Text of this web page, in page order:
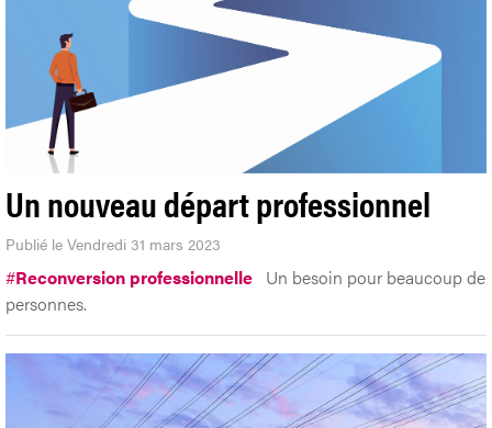
Un nouveau départ professionnel
Publié le Vendredi 31 mars 2023
#Reconversion professionnelle Un besoin pour beaucoup de
personnes.